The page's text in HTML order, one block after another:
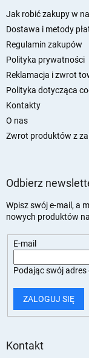
Jak robić zakupy w
Dostawa i metody
Regulamin zakupów
Polityka prywatności
Reklamacja i zwrot
Polityka dotycząca
Kontakty
O nas
Zwrot produktów z
Odbierz
Wpisz swój e-mail, a
nowych produktów
E-mail
Podając swój adres
ZALOGUJ SIĘ
Kontakt